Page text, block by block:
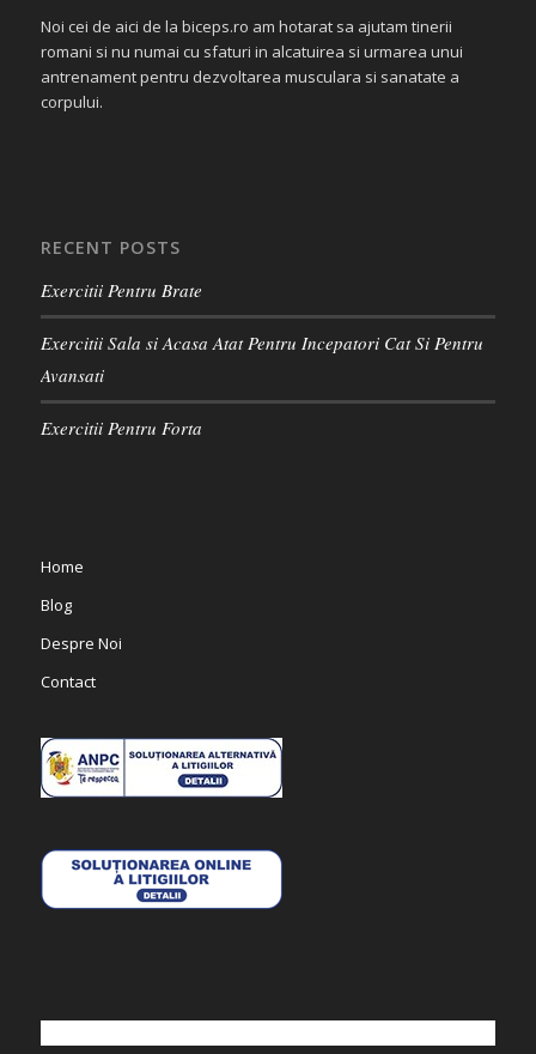
Noi cei de aici de la biceps.ro am hotarat sa ajutam tinerii
romani si nu numai cu sfaturi in alcatuirea si urmarea unui
antrenament pentru dezvoltarea musculara si sanatate a
corpului.
RECENT POSTS
Exercitii Pentru Brate
Exercitii Sala si Acasa Atat Pentru Incepatori Cat Si Pentru
Avansati
Exercitii Pentru Forta
Home
Blog
Despre Noi
Contact